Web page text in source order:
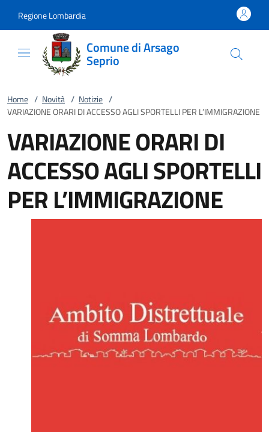
Regione Lombardia
Comune di Arsago
Seprio
Home / Novità / Notizie /
VARIAZIONE ORARI DI ACCESSO AGLI SPORTELLI PER L’IMMIGRAZIONE
VARIAZIONE ORARI DI
ACCESSO AGLI SPORTELLI
PER L’IMMIGRAZIONE